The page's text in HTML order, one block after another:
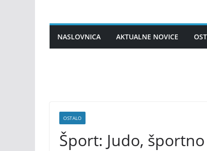
contentNASLOVNICA AKTUALNE NOVICE
OSTALO
Šport: Judo,